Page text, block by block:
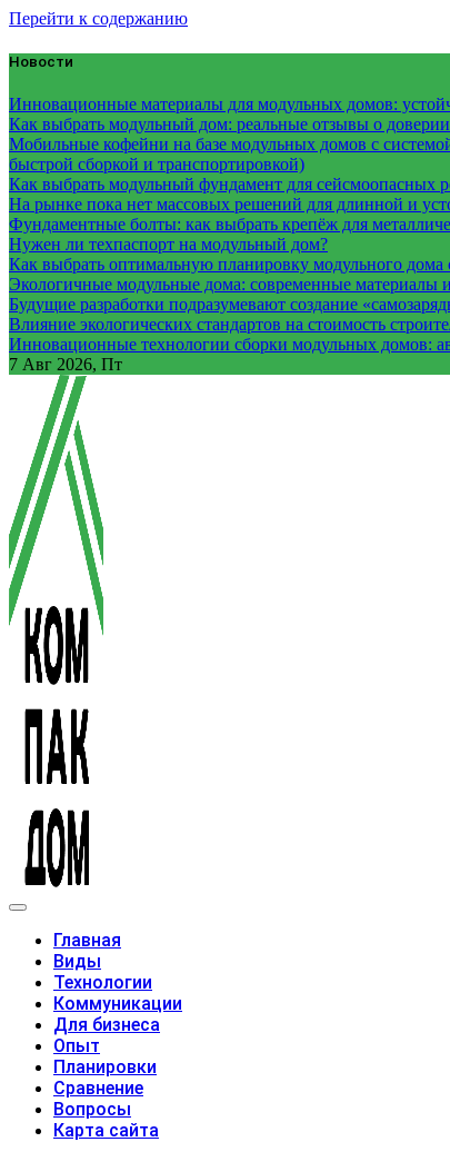
Перейти к содержанию
Новости
Инновационные материалы для модульных домов:
Как выбрать модульный дом: реальные отзывы о
Мобильные кофейни на базе модульных домов с
быстрой сборкой и транспортировкой)
Как выбрать модульный фундамент для сейсмоопасных
На рынке пока нет массовых решений для длинной и
Фундаментные болты: как выбрать крепёж для
Нужен ли техпаспорт на модульный дом?
Как выбрать оптимальную планировку модульного
Экологичные модульные дома: современные материалы
Будущие разработки подразумевают создание
Влияние экологических стандартов на стоимость
Инновационные технологии сборки модульных домов:
7 Авг 2026, Пт
Главная
Виды
Технологии
Коммуникации
Для бизнеса
Опыт
Планировки
Сравнение
Вопросы
Карта сайта